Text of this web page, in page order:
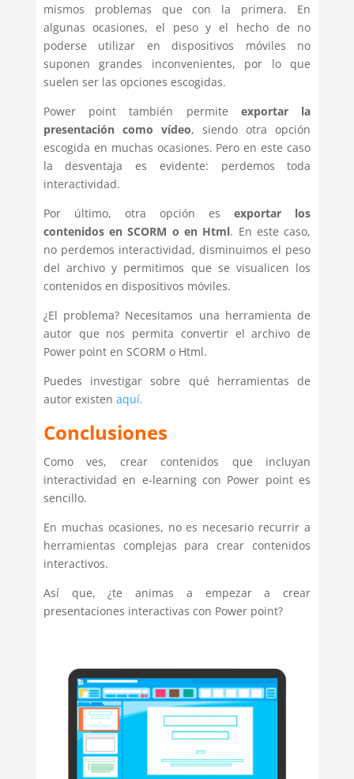
mismos problemas que con la primera. En
algunas ocasiones, el peso y el hecho de no
poderse utilizar en dispositivos móviles no
suponen grandes inconvenientes, por lo que
suelen ser las opciones escogidas.
Power point también permite exportar la
presentación como vídeo, siendo otra opción
escogida en muchas ocasiones. Pero en este caso
la desventaja es evidente: perdemos toda
interactividad.
Por último, otra opción esexportar los
contenidos en SCORM o en Html. En este caso,
no perdemos interactividad, disminuimos el peso
del archivo y permitimos que se visualicen los
contenidos en dispositivos móviles.
¿El problema? Necesitamos una herramienta de
autor que nos permita convertir el archivo de
Power point en SCORM o Html.
Puedes investigar sobre qué herramientas de
autor existen aquí.
Conclusiones
Como ves, crear contenidos que incluyan
interactividad en e-learning con Power point es
sencillo.
En muchas ocasiones, no es necesario recurrir a
herramientas complejas para crear contenidos
interactivos.
Así que, ¿te animas a empezar a crear
presentaciones interactivas con Power point?